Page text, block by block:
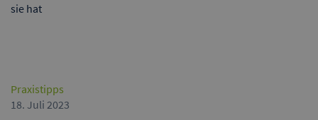
sie hat
Praxistipps
18. Juli 2023